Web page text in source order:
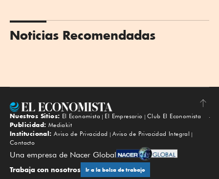
Noticias Recomendadas
Subir
Nuestros Sitios: El Economista El Empresario
Club El Economista
Publicidad: Mediakit
Institucional: Aviso de Privacidad
Aviso de Privacidad Integral
Contacto
Una empresa de Nacer Global
Trabaja con nosotros Ir a la bolsa de trabajo